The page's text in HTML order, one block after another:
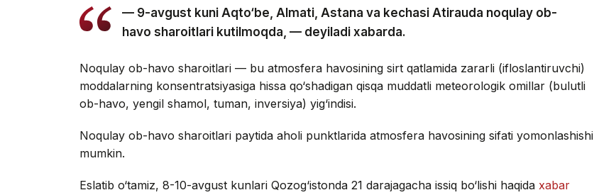
— 9-avgust kuni Aqto‘be, Almati, Astana va kechasi Atirauda noqulay ob-
havo sharoitlari kutilmoqda, — deyiladi xabarda.
Noqulay ob-havo sharoitlari — bu atmosfera havosining sirt qatlamida zararli (ifloslantiruvchi)
moddalarning konsentratsiyasiga hissa qo‘shadigan qisqa muddatli meteorologik omillar (bulutli
ob-havo, yengil shamol, tuman, inversiya) yig‘indisi.
Noqulay ob-havo sharoitlari paytida aholi punktlarida atmosfera havosining sifati yomonlashishi
mumkin.
Eslatib o‘tamiz, 8-10-avgust kunlari Qozog‘istonda 21 darajagacha issiq bo‘lishi haqida xabar